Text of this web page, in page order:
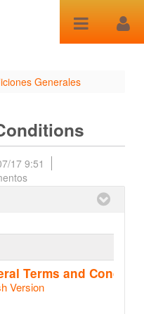
&
Generales
17 9:51
Version